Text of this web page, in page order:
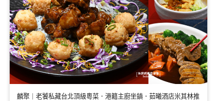
麟聚｜老饕私藏台北頂級粵菜．港籍主廚坐鎮．茹曦酒店米其林推